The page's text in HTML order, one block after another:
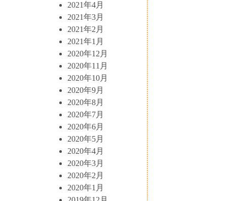
2021年4月
2021年3月
2021年2月
2021年1月
2020年12月
2020年11月
2020年10月
2020年9月
2020年8月
2020年7月
2020年6月
2020年5月
2020年4月
2020年3月
2020年2月
2020年1月